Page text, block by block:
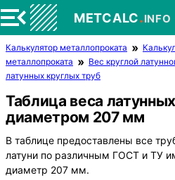
METCALC.INFO
Калькулятор металлопроката
металлопроката
Вес круглой
латунных круглых труб
Таблица веса
диаметром 207 мм
В таблице предоставлены все
латуни по различным ГОСТ и ТУ
диаметр 207 мм.